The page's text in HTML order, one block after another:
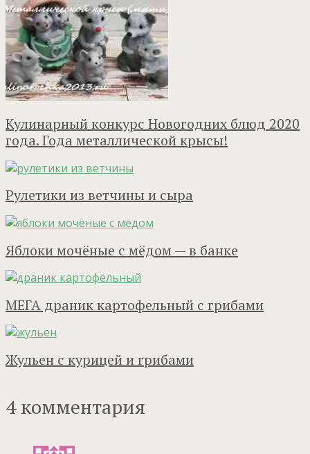
Кулинарный конкурс Новогодних блюд 2020
года. Года металлической крысы!
Рулетики из ветчины и сыра
Яблоки мочёные с мёдом — в банке
МЕГА драник картофельный с грибами
Жульен с курицей и грибами
4 комментария